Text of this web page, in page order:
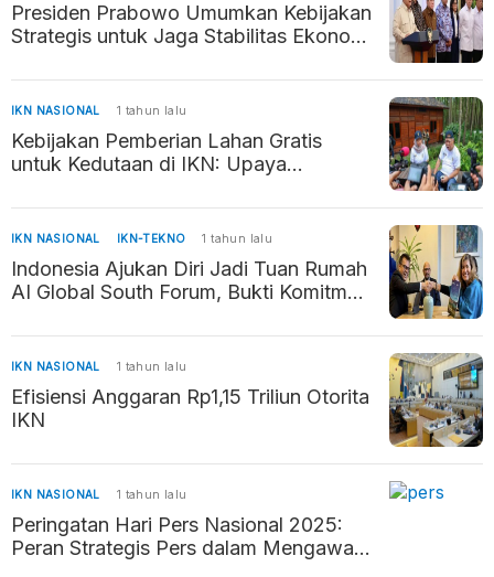
Presiden Prabowo Umumkan Kebijakan
Strategis untuk Jaga Stabilitas Ekonomi
IKN NASIONAL 1 tahun lalu
Kebijakan Pemberian Lahan Gratis
untuk Kedutaan di IKN: Upaya
Baru
IKN NASIONAL IKN-TEKNO 1 tahun lalu
Indonesia Ajukan Diri Jadi Tuan Rumah
AI Global South Forum, Bukti Komitmen
IKN NASIONAL 1 tahun lalu
Efisiensi Anggaran Rp1,15 Triliun Otorita
IKN
IKN NASIONAL 1 tahun lalu
Peringatan Hari Pers Nasional 2025:
Peran Strategis Pers dalam Mengawal